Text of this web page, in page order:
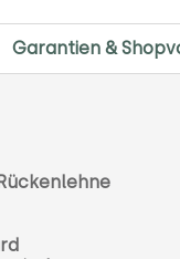
Garantien &